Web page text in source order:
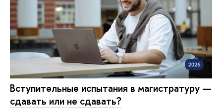
Вступительные испытания в магистратуру —
сдавать или не сдавать?